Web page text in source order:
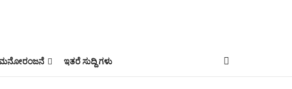
ಇತರೆ ಸುದ್ದಿ ಗಳು